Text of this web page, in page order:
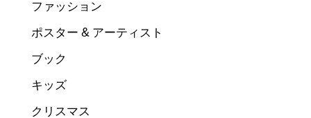
ファッション
ポスター & アーティスト
ブック
キッズ
クリスマス